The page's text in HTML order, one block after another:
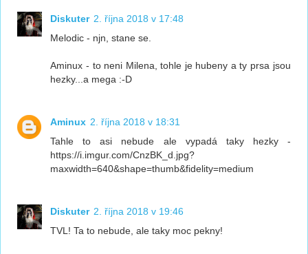
Diskuter 2. října 2018 v 17:48
Melodic - njn, stane se.
Aminux - to neni Milena, tohle je hubeny a ty prsa jsou
hezky...a mega :-D
Aminux 2. října 2018 v 18:31
Tahle to asi nebude ale vypadá taky hezky -
https://i.imgur.com/CnzBK_d.jpg?
maxwidth=640&shape=thumb&fidelity=medium
Diskuter 2. října 2018 v 19:46
TVL! Ta to nebude, ale taky moc pekny!